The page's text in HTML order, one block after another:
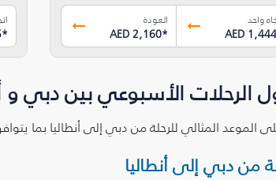
واحد
AED 1,444
العودة
AED 2,160*
*
الرحلات الأسبوعي بين دبي و
الموعد المثالي للرحلة من دبي إلى أنطاليا بما
من دبي إلى أنطاليا